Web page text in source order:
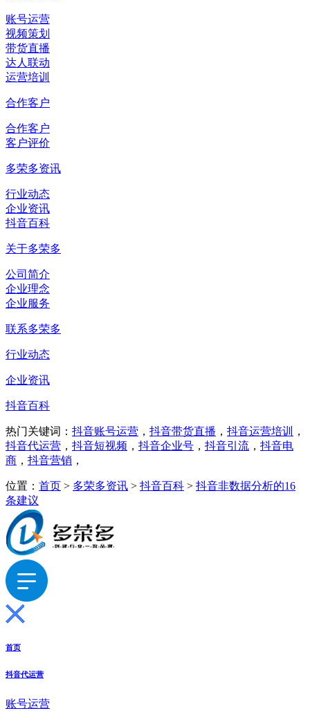
账号运营
视频策划
带货直播
达人联动
运营培训
合作客户
合作客户
客户评价
多荣多资讯
行业动态
企业资讯
抖音百科
关于多荣多
公司简介
企业理念
企业服务
联系多荣多
行业动态
企业资讯
抖音百科
热门关键词： 抖音账号运营 ， 抖音带货直播 ， 抖音运营培训
，
抖音代运营 ， 抖音短视频 ， 抖音企业号 ， 抖音引流 ， 抖音电
商 ， 抖音营销 ，
位置： 首页 > 多荣多资讯 > 抖音百科 > 抖音非数据分析的16
条建议
首页
抖音代运营
账号运营